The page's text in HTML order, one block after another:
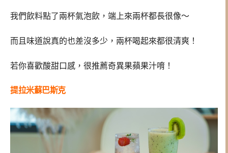
我們飲料點了兩杯氣泡飲，端上來兩杯都長很像～
而且味道說真的也差沒多少，兩杯喝起來都很清爽！
若你喜歡酸甜口感，很推薦奇異果蘋果汁唷！
提拉米蘇巴斯克